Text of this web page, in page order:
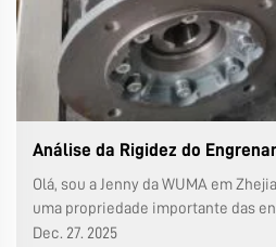
Análise da Rigidez do
Olá, sou a Jenny da WUMA em
uma propriedade importante das
engrenamento. A altura do eixo da
Dec. 27. 2025